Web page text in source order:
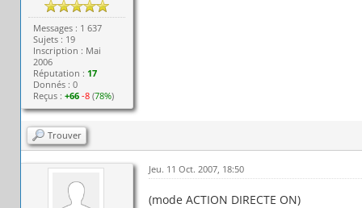
Messages : 1 637
Sujets : 19
Inscription : Mai
2006
Réputation : 17
Donnés : 0
Reçus :+66 -8 (78%)
Trouver
Jeu. 11 Oct. 2007, 18:50
(mode ACTION DIRECTE ON)